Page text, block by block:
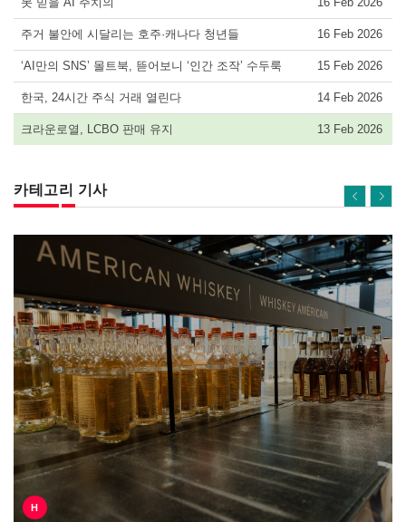
주거 불안에 시달리는 호주·캐나다 청년들 16 Feb 2026
‘AI만의 SNS’ 몰트북, 뜯어보니 ‘인간 조작’ 수두룩 15 Feb 2026
한국, 24시간 주식 거래 열린다 14 Feb 2026
크라운로열, LCBO 판매 유지 13 Feb 2026
카테고리 기사
H